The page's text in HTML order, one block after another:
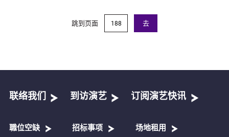
跳到页面 去
联络我们 到访演艺 订阅演艺快讯
職位空缺 招标事项 场地租用